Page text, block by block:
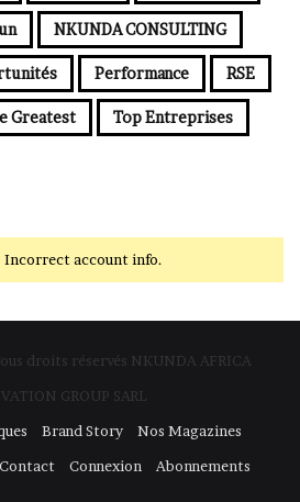
NKUNDA CONSULTING
Performance RSE
Greatest Top Entreprises
Incorrect account info.
droits réservés NKUNDA AFRICA
GROUP SARL
Brand Story
Nos Magazines
Contact Connexion Abonnements